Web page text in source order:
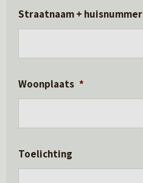
Straatnaam + huisnummer
Woonplaats *
Toelichting